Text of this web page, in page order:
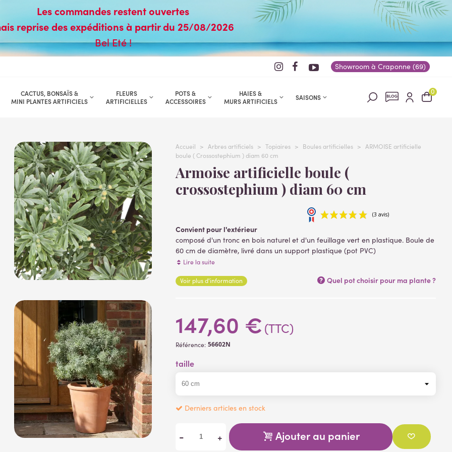
Les commandes restent ouvertes
reprise des expéditions à partir du 25/08/2026
Bel Eté !
Showroom à Craponne (69)
CACTUS, BONSAÏS &
MINI PLANTES ARTIFICIELS
FLEURS
ARTIFICIELLES
POTS &
ACCESSOIRES
HAIES &
MURS ARTIFICIELS
SAISONS
0
Accueil > Arbres artificiels > Topiaires > Boules artificielles > ARMOISE artificielle
boule ( Crossostephium ) diam 60 cm
Armoise artificielle boule (
crossostephium ) diam 60 cm
Convient pour l'extérieur
composé d'un tronc en bois naturel et d'un feuillage vert en plastique. Boule de
60 cm de diamètre, livré dans un support plastique (pot PVC)
Crossostephium ou Armoise artificielle est une plante originale
Lire la suite
Voir plus d'information Quel pot choisir pour ma plante ?
147,60 € (TTC)
Référence: 56602N
taille
Derniers articles en stock
- + Ajouter au panier